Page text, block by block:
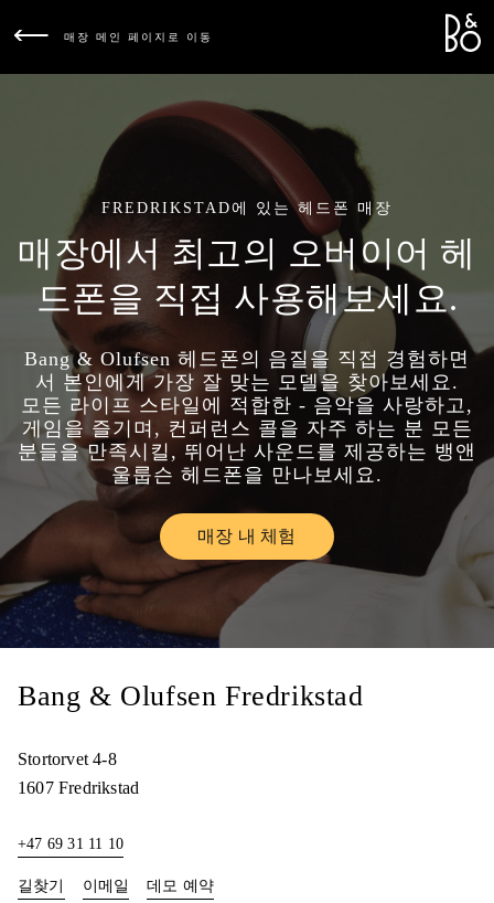
매장 메인 페이지로 이동
FREDRIKSTAD에 있는 헤드폰 매장
매장에서 최고의 오버이어 헤
드폰을 직접 사용해보세요.
Bang & Olufsen 헤드폰의 음질을 직접 경험하면
서 본인에게 가장 잘 맞는 모델을 찾아보세요.
모든 라이프 스타일에 적합한 - 음악을 사랑하고,
게임을 즐기며, 컨퍼런스 콜을 자주 하는 분 모든
분들을 만족시킬, 뛰어난 사운드를 제공하는 뱅앤
울룹슨 헤드폰을 만나보세요.
매장 내 체험Link Opens in New Tab
Bang & Olufsen Fredrikstad
Stortorvet 4-8
1607 Fredrikstad
+47 69 31 11 10
길찾기 Link Opens in New Tab
이메일 데모 예약Link Opens in New Tab